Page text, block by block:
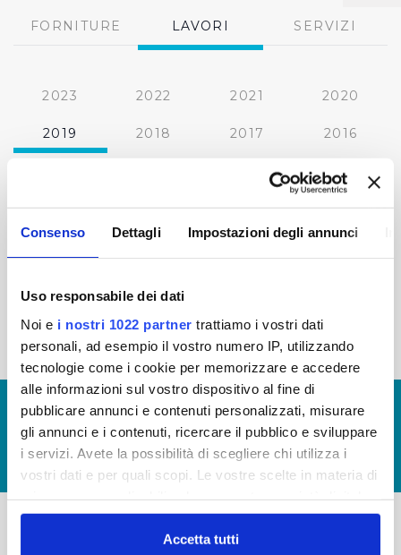
Consenso Dettagli Impostazioni degli annunci
Uso responsabile dei dati
Noi e i nostri 1022 partner trattiamo i vostri dati
personali, ad esempio il vostro numero IP, utilizzando
tecnologie come i cookie per memorizzare e accedere
alle informazioni sul vostro dispositivo al fine di
pubblicare annunci e contenuti personalizzati, misurare
gli annunci e i contenuti, ricercare il pubblico e sviluppare
i servizi. Avete la possibilità di scegliere chi utilizza i
vostri dati e per quali scopi. Le vostre scelte in materia di
in cui avete effettuato le vostre scelte. È possibile
modificare o revocare il proprio consenso in qualsiasi
Accetta tutti
FORNITURE LAVORI SERVIZI
2023 2022 2021 2020
2019 2018 2017 2016
2012
2011 2010 2009 2008
« prima ‹ precedente 2 3
© Copyright 2017 - 2026
GLOSSARIO
GIUDICA IL SERVIZIO
LAVORA CON NOI